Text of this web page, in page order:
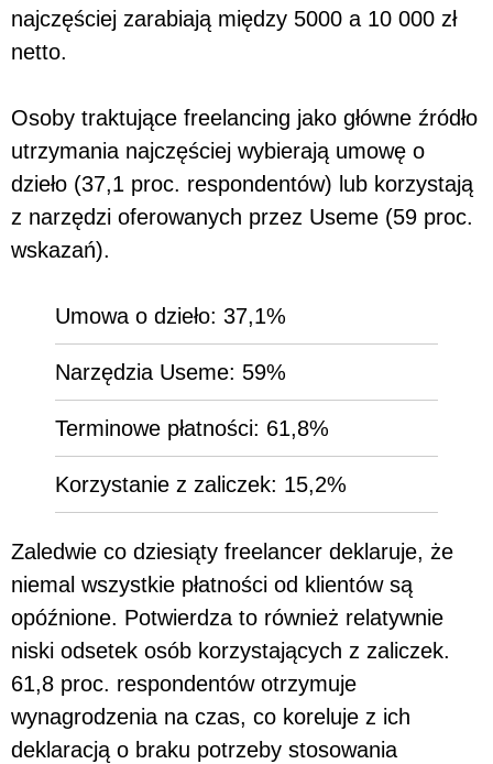
najczęściej zarabiają między 5000 a 10 000 zł
netto.
Osoby traktujące freelancing jako główne źródło
utrzymania najczęściej wybierają umowę o
dzieło (37,1 proc. respondentów) lub korzystają
z narzędzi oferowanych przez Useme (59 proc.
wskazań).
Umowa o dzieło: 37,1%
Narzędzia Useme: 59%
Terminowe płatności: 61,8%
Korzystanie z zaliczek: 15,2%
Zaledwie co dziesiąty freelancer deklaruje, że
niemal wszystkie płatności od klientów są
opóźnione. Potwierdza to również relatywnie
niski odsetek osób korzystających z zaliczek.
61,8 proc. respondentów otrzymuje
wynagrodzenia na czas, co koreluje z ich
deklaracją o braku potrzeby stosowania